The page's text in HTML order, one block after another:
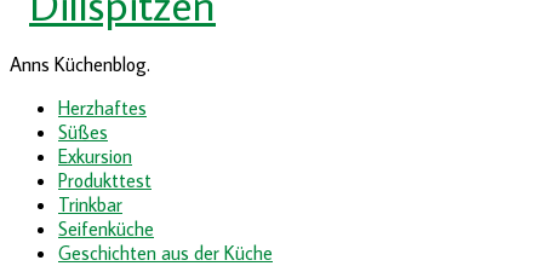
Anns Küchenblog.
Herzhaftes
Süßes
Exkursion
Produkttest
Trinkbar
Seifenküche
Geschichten aus der Küche